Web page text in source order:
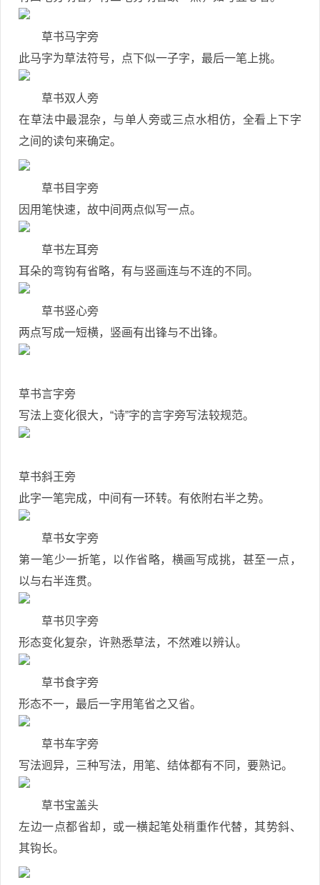
草书马字旁
此马字为草法符号，点下似一子字，最后一笔上挑。
草书双人旁
在草法中最混杂，与单人旁或三点水相仿，全看上下字
之间的读句来确定。
草书目字旁
因用笔快速，故中间两点似写一点。
草书左耳旁
耳朵的弯钩有省略，有与竖画连与不连的不同。
草书竖心旁
两点写成一短横，竖画有出锋与不出锋。
草书言字旁
写法上变化很大，“诗”字的言字旁写法较规范。
草书斜王旁
此字一笔完成，中间有一环转。有依附右半之势。
草书女字旁
第一笔少一折笔，以作省略，横画写成挑，甚至一点，
以与右半连贯。
草书贝字旁
形态变化复杂，许熟悉草法，不然难以辨认。
草书食字旁
形态不一，最后一字用笔省之又省。
草书车字旁
写法迥异，三种写法，用笔、结体都有不同，要熟记。
草书宝盖头
左边一点都省却，或一横起笔处稍重作代替，其势斜、
其钩长。